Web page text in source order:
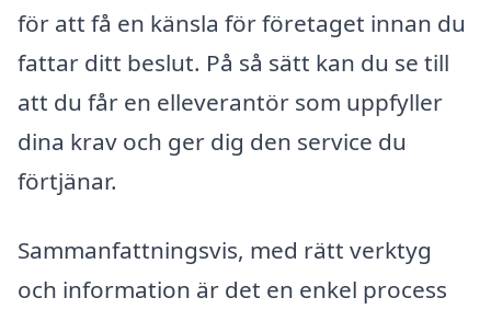
för att få en känsla för företaget innan du
fattar ditt beslut. På så sätt kan du se till
att du får en elleverantör som uppfyller
dina krav och ger dig den service du
förtjänar.
Sammanfattningsvis, med rätt verktyg
och information är det en enkel process